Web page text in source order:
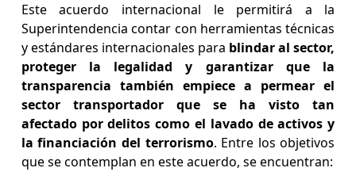
Este acuerdo internacional le permitirá a la
Superintendencia contar con herramientas técnicas
y estándares internacionales para blindar al sector,
proteger la legalidad y garantizar que la
transparencia también empiece a permear el
sector transportador que se ha visto tan
afectado por delitos como el lavado de activos y
la financiación del terrorismo. Entre los objetivos
que se contemplan en este acuerdo, se encuentran: